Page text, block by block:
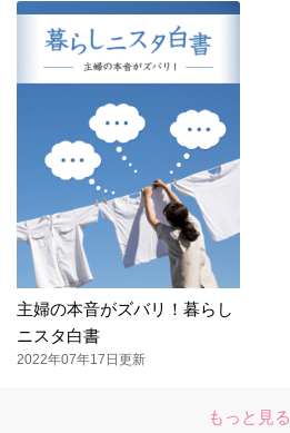
主婦の本音がズバリ！暮らし
ニスタ白書
2022年07年17日更新
もっと見る